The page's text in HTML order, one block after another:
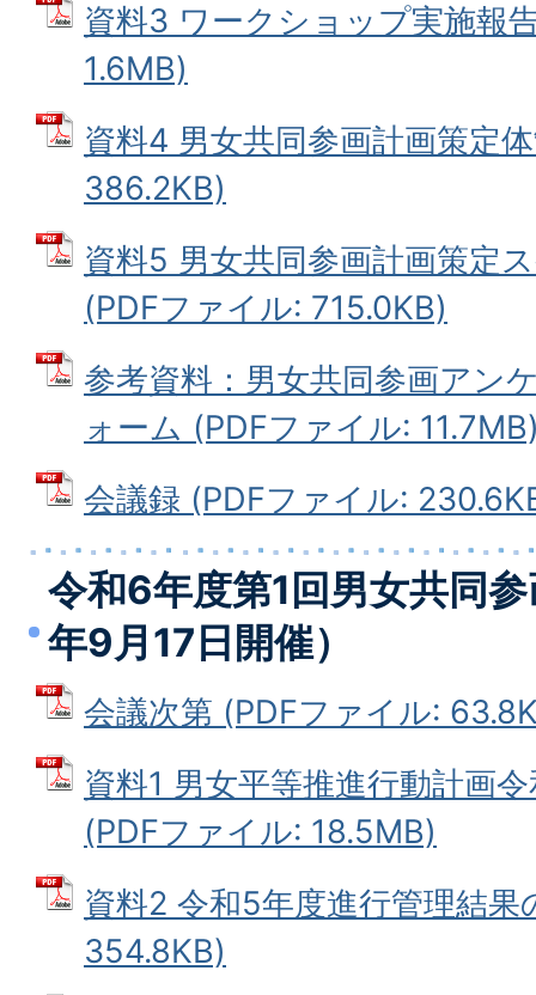
資料3 ワークショップ実施報
1.6MB)
資料4 男女共同参画計画策定
386.2KB)
資料5 男女共同参画計画策定
(PDFファイル: 715.0KB)
参考資料：男女共同参画アン
ォーム (PDFファイル:
会議録 (PDFファイル:
令和6年度第1回男女共同
年9月17日開催）
会議次第 (PDFファイル:
資料1 男女平等推進行動計画
(PDFファイル: 18.5MB)
資料2 令和5年度進行管理結
354.8KB)